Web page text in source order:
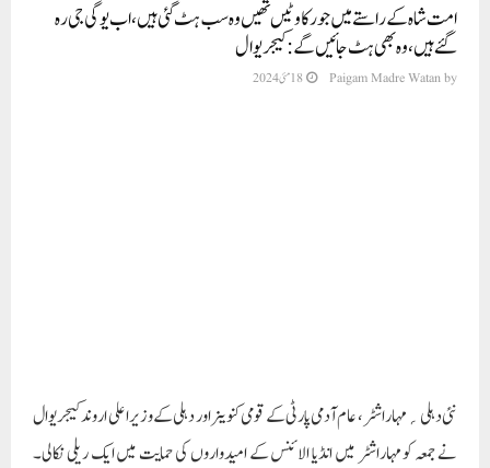
امت شاہ کے راستے میں جو رکاوٹیں تھیں وہ سب ہٹ گئی ہیں، اب یوگی جی رہ
گئے ہیں، وہ بھی ہٹ جائیں گے: کیجریوال
by
Paigam Madre Watan 18 مئی 2024
میں 5000 اسکول اور اسپتال بناتے اور بجلی مفت کر دیتے تو بہت اچھا ہوتا۔ لیکن وہ
پاکستان بنگلہ دیش سے سیکھنا چاہتے ہیں اور ملک کے اپوزیشن لیڈروں کو جیلوں میں ڈال کر